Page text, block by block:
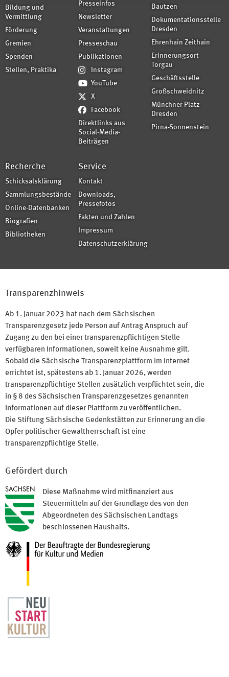
Bildung und
Vermittlung
Förderung
Gremien
Spenden
Stellen, Praktika
Presseinfos
Newsletter
Veranstaltungen
Presseschau
Publikationen
Instagram
YouTube
X
Facebook
Direktlinks aus
Social-Media-
Beiträgen
Bautzen
Dokumentationsstelle
Dresden
Ehrenhain Zeithain
Erinnerungsort
Torgau
Geschäftsstelle
Großschweidnitz
Münchner Platz
Dresden
Pirna-Sonnenstein
Recherche
Schicksalsklärung
Sammlungsbestände
Online-Datenbanken
Biografien
Bibliotheken
Service
Kontakt
Downloads,
Pressefotos
Fakten und Zahlen
Impressum
Datenschutzerklärung
Transparenzhinweis
Ab 1. Januar 2023 hat nach dem Sächsischen
Transparenzgesetz jede Person auf Antrag Anspruch auf
Zugang zu den bei einer transparenzpflichtigen Stelle
verfügbaren Informationen, soweit keine Ausnahme gilt.
Sobald die Sächsische Transparenzplattform im Internet
errichtet ist, spätestens ab 1. Januar 2026, werden
transparenzpflichtige Stellen zusätzlich verpflichtet sein, die
in § 8 des Sächsischen Transparenzgesetzes genannten
Informationen auf dieser Plattform zu veröffentlichen.
Die Stiftung Sächsische Gedenkstätten zur Erinnerung an die
Opfer politischer Gewaltherrschaft ist eine
transparenzpflichtige Stelle.
Gefördert durch
Diese Maßnahme wird mitfinanziert aus
Steuermitteln auf der Grundlage des von den
Abgeordneten des Sächsischen Landtags
beschlossenen Haushalts.